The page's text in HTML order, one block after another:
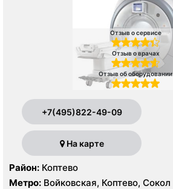
Отзыв о сервисе
Отзыв о врачах
Отзыв об оборудовании
+7(495)822-49-09
На карте
Район: Коптево
Метро: Войковская, Коптево, Сокол